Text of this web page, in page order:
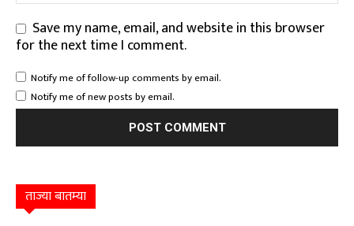
Save my name, email, and website in this browser
for the next time I comment.
Notify me of follow-up comments by email.
Notify me of new posts by email.
ताज्या बातम्या